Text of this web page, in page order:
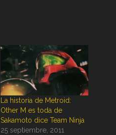
La historia de Metroid:
Other M es toda de
Sakamoto dice Team Ninja
25 septiembre, 2011